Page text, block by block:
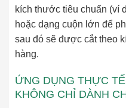
kích thước tiêu chuẩn (ví
hoặc dạng cuộn lớn để
sau đó sẽ được cắt theo
hàng.
ỨNG DỤNG THỰC
KHÔNG CHỈ DÀNH